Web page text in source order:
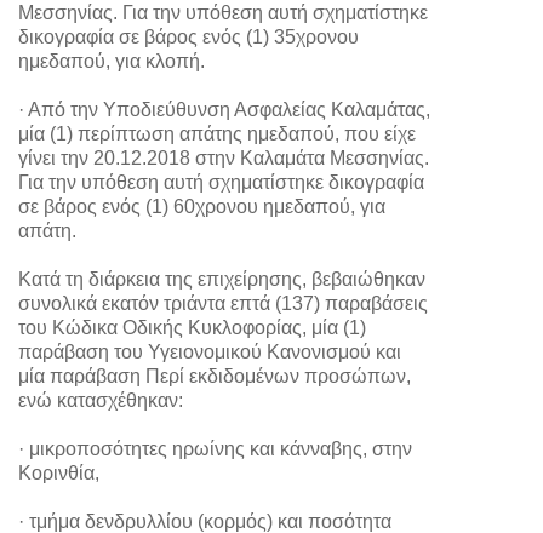
Μεσσηνίας. Για την υπόθεση αυτή σχηματίστηκε
δικογραφία σε βάρος ενός (1) 35χρονου
ημεδαπού, για κλοπή.
· Από την Υποδιεύθυνση Ασφαλείας Καλαμάτας,
μία (1) περίπτωση απάτης ημεδαπού, που είχε
γίνει την 20.12.2018 στην Καλαμάτα Μεσσηνίας.
Για την υπόθεση αυτή σχηματίστηκε δικογραφία
σε βάρος ενός (1) 60χρονου ημεδαπού, για
απάτη.
Κατά τη διάρκεια της επιχείρησης, βεβαιώθηκαν
συνολικά εκατόν τριάντα επτά (137) παραβάσεις
του Κώδικα Οδικής Κυκλοφορίας, μία (1)
παράβαση του Υγειονομικού Κανονισμού και
μία παράβαση Περί εκδιδομένων προσώπων,
ενώ κατασχέθηκαν:
· μικροποσότητες ηρωίνης και κάνναβης, στην
Κορινθία,
· τμήμα δενδρυλλίου (κορμός) και ποσότητα